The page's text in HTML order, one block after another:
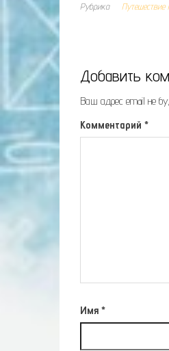
Рубрика Путешествие
Добавить
Ваш адрес email не
Комментарий *
Имя *